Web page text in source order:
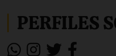
PERFILES